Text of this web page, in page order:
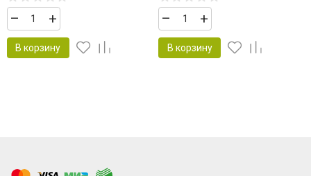
– +
В корзину
– +
В корзину